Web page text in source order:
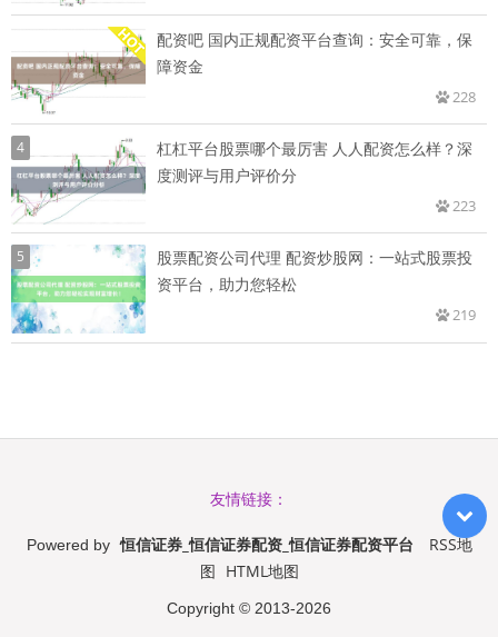
配资吧 国内正规配资平台查询：安全可靠，保
障资金
228
4
杠杠平台股票哪个最厉害 人人配资怎么样？深
度测评与用户评价分
223
5
股票配资公司代理 配资炒股网：一站式股票投
资平台，助力您轻松
219
友情链接：
Powered by 恒信证券_恒信证券配资_恒信证券配资平台
RSS地
图 HTML地图
Copyright © 2013-2026